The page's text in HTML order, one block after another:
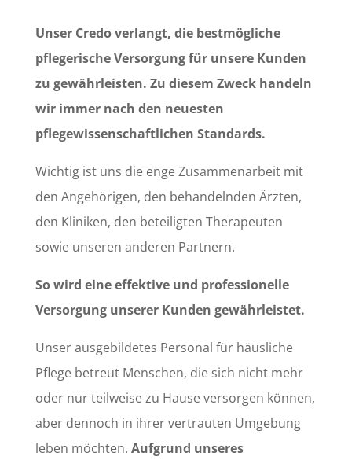
Unser Credo verlangt, die bestmögliche
pflegerische Versorgung für unsere Kunden
zu gewährleisten. Zu diesem Zweck handeln
wir immer nach den neuesten
pflegewissenschaftlichen Standards.
Wichtig ist uns die enge Zusammenarbeit mit
den Angehörigen, den behandelnden Ärzten,
den Kliniken, den beteiligten Therapeuten
sowie unseren anderen Partnern.
So wird eine effektive und professionelle
Versorgung unserer Kunden gewährleistet.
Unser ausgebildetes Personal für häusliche
Pflege betreut Menschen, die sich nicht mehr
oder nur teilweise zu Hause versorgen können,
aber dennoch in ihrer vertrauten Umgebung
leben möchten. Aufgrund unseres